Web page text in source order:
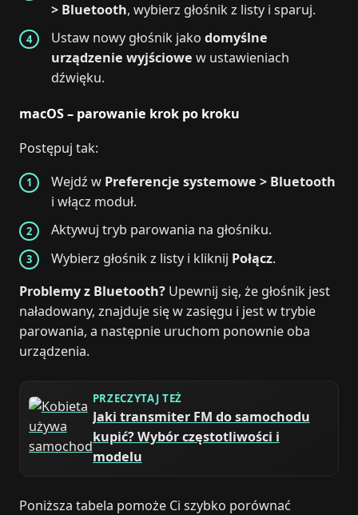
> Bluetooth, wybierz głośnik z listy i sparuj.
Ustaw nowy głośnik jakodomyślne
urządzenie wyjściowe w ustawieniach
dźwięku.
macOS – parowanie krok po kroku
Postępuj tak:
Wejdź w Preferencje systemowe > Bluetooth
i włącz moduł.
Aktywuj tryb parowania na głośniku.
Wybierz głośnik z listy i kliknij Połącz.
Problemy z Bluetooth? Upewnij się, że głośnik jest
naładowany, znajduje się w zasięgu i jest w trybie
parowania, a następnie uruchom ponownie oba
urządzenia.
PRZECZYTAJ TEŻ
Jaki transmiter FM do samochodu
kupić? Wybór częstotliwości i
modelu
Poniższa tabela pomoże Ci szybko porównać